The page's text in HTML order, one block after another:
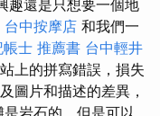
趣還是只想要一個地
台中按摩店 和我們一
帳士 推薦書 台中輕井
上的拼寫錯誤，損失
圖片和描述的差異，
岩石的，但是可以